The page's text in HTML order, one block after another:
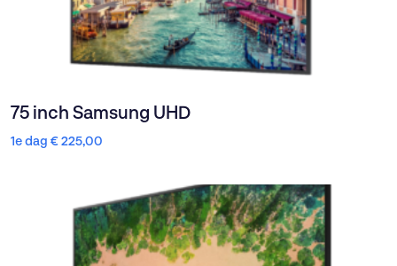
75 inch Samsung UHD
1e dag €225,00